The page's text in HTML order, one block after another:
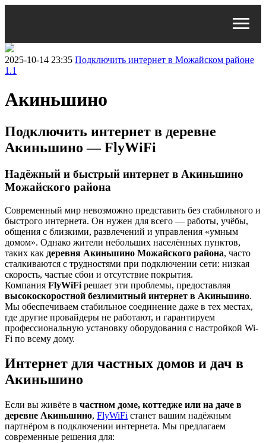
2025-10-14 23:35 Подключить интернет в Можайском районе
1.1
Акиньшино
Подключить интернет в деревне
Акиньшино — FlyWiFi
Надёжный и быстрый интернет в Акиньшино
Можайского района
Современный мир невозможно представить без стабильного и
быстрого интернета. Он нужен для всего — работы, учёбы,
общения с близкими, развлечений и управления «умным
домом». Однако жители небольших населённых пунктов,
таких как деревня Акиньшино Можайского района, часто
сталкиваются с трудностями при подключении сети: низкая
скорость, частые сбои и отсутствие покрытия.
Компания FlyWiFi решает эти проблемы, предоставляя
высокоскоростной безлимитный интернет в Акиньшино.
Мы обеспечиваем стабильное соединение даже в тех местах,
где другие провайдеры не работают, и гарантируем
профессиональную установку оборудования с настройкой Wi-
Fi по всему дому.
Интернет для частных домов и дач в
Акиньшино
Если вы живёте в частном доме, коттедже или на даче в
деревне Акиньшино, FlyWiFi станет вашим надёжным
партнёром в подключении интернета. Мы предлагаем
современные решения для: